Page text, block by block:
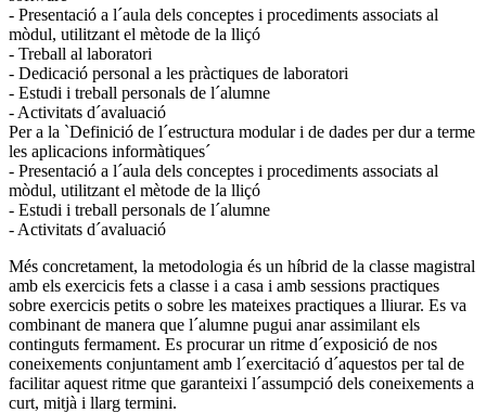
- Presentació a l´aula dels conceptes i procediments associats al
mòdul, utilitzant el mètode de la lliçó
- Treball al laboratori
- Dedicació personal a les pràctiques de laboratori
- Estudi i treball personals de l´alumne
- Activitats d´avaluació
Per a la `Definició de l´estructura modular i de dades per dur a terme
les aplicacions informàtiques´
- Presentació a l´aula dels conceptes i procediments associats al
mòdul, utilitzant el mètode de la lliçó
- Estudi i treball personals de l´alumne
- Activitats d´avaluació
Més concretament, la metodologia és un híbrid de la classe magistral
amb els exercicis fets a classe i a casa i amb sessions practiques
sobre exercicis petits o sobre les mateixes practiques a lliurar. Es va
combinant de manera que l´alumne pugui anar assimilant els
continguts fermament. Es procurar un ritme d´exposició de nos
coneixements conjuntament amb l´exercitació d´aquestos per tal de
facilitar aquest ritme que garanteixi l´assumpció dels coneixements a
curt, mitjà i llarg termini.